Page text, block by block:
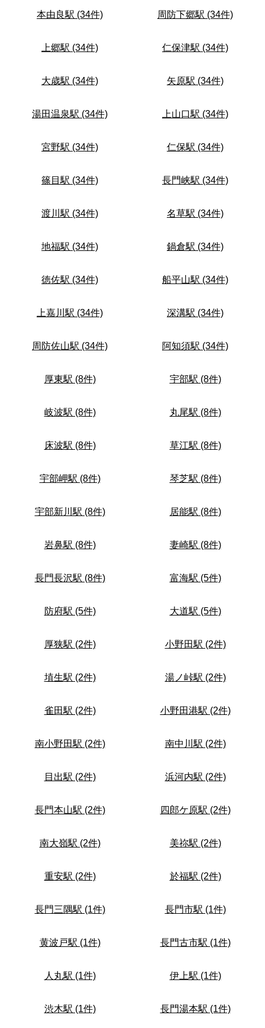
本由良駅 (34件) 周防下郷駅 (34件)
上郷駅 (34件) 仁保津駅 (34件)
大歳駅 (34件) 矢原駅 (34件)
湯田温泉駅 (34件) 上山口駅 (34件)
宮野駅 (34件) 仁保駅 (34件)
篠目駅 (34件) 長門峡駅 (34件)
渡川駅 (34件) 名草駅 (34件)
地福駅 (34件) 鍋倉駅 (34件)
徳佐駅 (34件) 船平山駅 (34件)
上嘉川駅 (34件) 深溝駅 (34件)
周防佐山駅 (34件) 阿知須駅 (34件)
厚東駅 (8件) 宇部駅 (8件)
岐波駅 (8件) 丸尾駅 (8件)
床波駅 (8件) 草江駅 (8件)
宇部岬駅 (8件) 琴芝駅 (8件)
宇部新川駅 (8件) 居能駅 (8件)
岩鼻駅 (8件) 妻崎駅 (8件)
長門長沢駅 (8件) 富海駅 (5件)
防府駅 (5件) 大道駅 (5件)
厚狭駅 (2件) 小野田駅 (2件)
埴生駅 (2件) 湯ノ峠駅 (2件)
雀田駅 (2件) 小野田港駅 (2件)
南小野田駅 (2件) 南中川駅 (2件)
目出駅 (2件) 浜河内駅 (2件)
長門本山駅 (2件) 四郎ケ原駅 (2件)
南大嶺駅 (2件) 美祢駅 (2件)
重安駅 (2件) 於福駅 (2件)
長門三隅駅 (1件) 長門市駅 (1件)
黄波戸駅 (1件) 長門古市駅 (1件)
人丸駅 (1件) 伊上駅 (1件)
渋木駅 (1件) 長門湯本駅 (1件)